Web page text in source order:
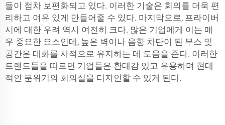
들이 점차 보편화되고 있다. 이러한 기술은 회의를 더욱 편
리하고 여유 있게 만들어줄 수 있다. 마지막으로, 프라이버
시에 대한 우려 역시 여전히 크다. 많은 기업에게 이는 매
우 중요한 요소인데, 높은 벽이나 음향 차단이 된 부스 및
공간은 대화를 사적으로 유지하는 데 도움을 준다. 이러한
트렌드들을 따르면 기업들은 환대감 있고 유용하며 현대
적인 분위기의 회의실을 디자인할 수 있게 된다.